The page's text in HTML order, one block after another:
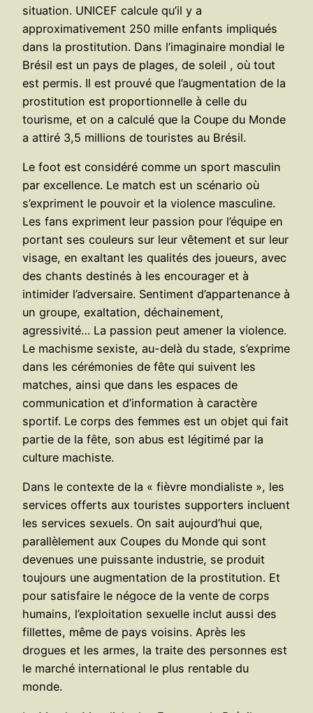
situation. UNICEF calcule qu’il y a
approximativement 250 mille enfants impliqués
dans la prostitution. Dans l’imaginaire mondial le
Brésil est un pays de plages, de soleil , où tout
est permis. Il est prouvé que l’augmentation de la
prostitution est proportionnelle à celle du
tourisme, et on a calculé que la Coupe du Monde
a attiré 3,5 millions de touristes au Brésil.
Le foot est considéré comme un sport masculin
par excellence. Le match est un scénario où
s’expriment le pouvoir et la violence masculine.
Les fans expriment leur passion pour l’équipe en
portant ses couleurs sur leur vêtement et sur leur
visage, en exaltant les qualités des joueurs, avec
des chants destinés à les encourager et à
intimider l’adversaire. Sentiment d’appartenance à
un groupe, exaltation, déchainement,
agressivité… La passion peut amener la violence.
Le machisme sexiste, au-delà du stade, s’exprime
dans les cérémonies de fête qui suivent les
matches, ainsi que dans les espaces de
communication et d’information à caractère
sportif. Le corps des femmes est un objet qui fait
partie de la fête, son abus est légitimé par la
culture machiste.
Dans le contexte de la « fièvre mondialiste », les
services offerts aux touristes supporters incluent
les services sexuels. On sait aujourd’hui que,
parallèlement aux Coupes du Monde qui sont
devenues une puissante industrie, se produit
toujours une augmentation de la prostitution. Et
pour satisfaire le négoce de la vente de corps
humains, l’exploitation sexuelle inclut aussi des
fillettes, même de pays voisins. Après les
drogues et les armes, la traite des personnes est
le marché international le plus rentable du
monde.